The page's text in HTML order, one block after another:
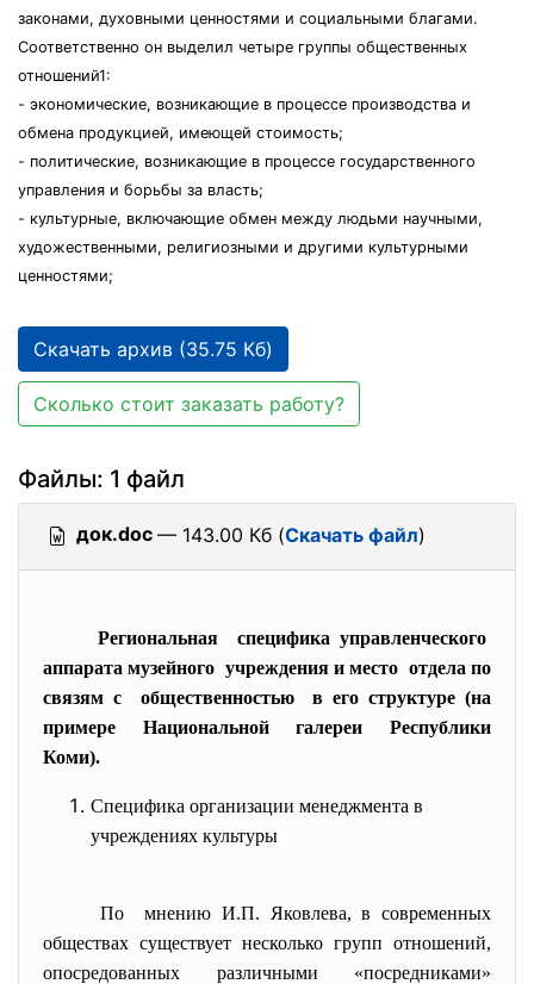
законами, духовными ценностями и социальными благами.
Соответственно он выделил четыре группы общественных
отношений1:
- экономические, возникающие в процессе производства и
обмена продукцией, имеющей стоимость;
- политические, возникающие в процессе государственного
управления и борьбы за власть;
- культурные, включающие обмен между людьми научными,
художественными, религиозными и другими культурными
ценностями;
Скачать архив (35.75 Кб)
Сколько стоит заказать работу?
Файлы: 1 файл
док.doc — 143.00 Кб (Скачать файл)
Региональная специфика управленческого
аппарата музейного учреждения и место отдела по
связям с общественностью в его структуре (на
примере Национальной галереи Республики
Коми).
Специфика организации менеджмента в
учреждениях культуры
По мнению И.П. Яковлева, в современных
обществах существует несколько групп отношений,
опосредованных различными «посредниками»